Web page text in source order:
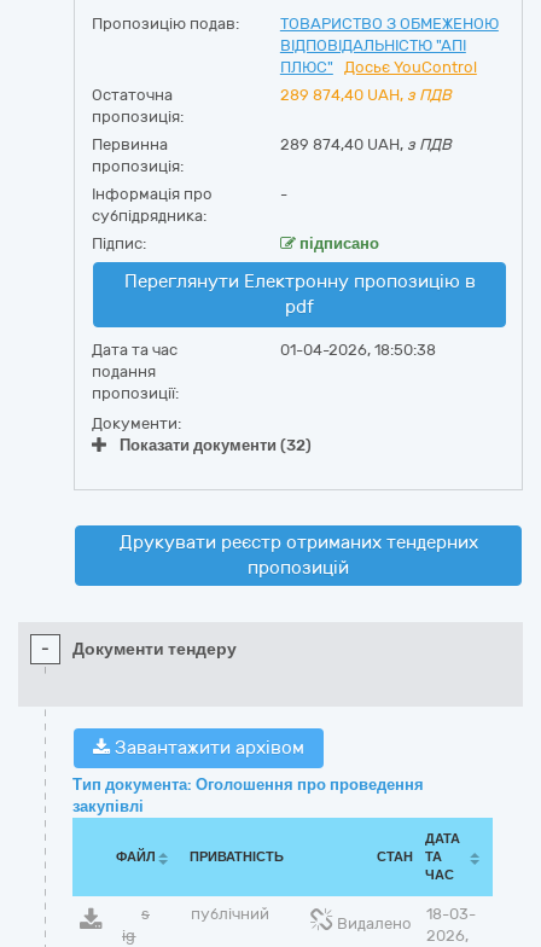
Пропозицію подав:
ТОВАРИСТВО З ОБМЕЖЕНОЮ
ВІДПОВІДАЛЬНІСТЮ "АПІ
ПЛЮС"
Досьє YouControl
Остаточна
пропозиція:
289 874,40 UAH, з ПДВ
Первинна
пропозиція:
289 874,40 UAH, з ПДВ
Інформація про
субпідрядника:
-
Підпис: підписано
Переглянути Електронну пропозицію в
pdf
Дата та час
подання
пропозиції:
01-04-2026, 18:50:38
Документи:
Показати документи (32)
Друкувати реєстр отриманих тендерних
пропозицій
- Документи тендеру
Завантажити архівом
Тип документа: Оголошення про проведення
закупівлі
ФАЙЛ ПРИВАТНІСТЬ СТАН
ДАТА
ТА
ЧАС
s
ig
публічний
Видалено
18-03-
2026,